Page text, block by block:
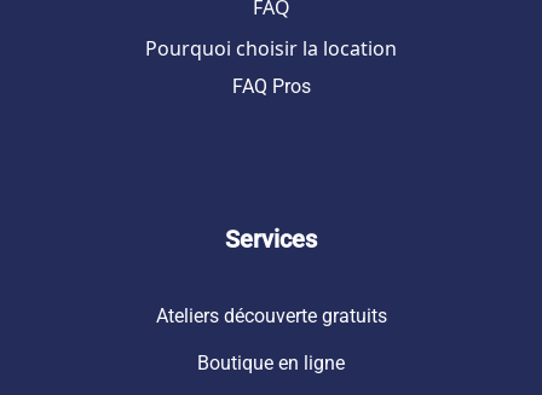
FAQ
Pourquoi choisir la location
FAQ Pros
Services
Ateliers découverte gratuits
Boutique en ligne